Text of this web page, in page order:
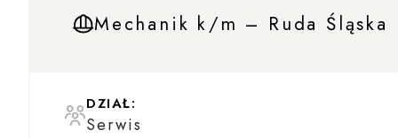
Mechanik k/m – Ruda Śląska
DZIAŁ:
Serwis